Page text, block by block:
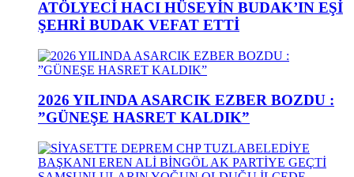
ATÖLYECİ HACI HÜSEYİN BUDAK’IN EŞİ
ŞEHRİ BUDAK VEFAT ETTİ
2026 YILINDA ASARCIK EZBER BOZDU :
”GÜNEŞE HASRET KALDIK”